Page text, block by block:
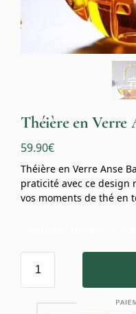
Théière en Verre
59.90€
Théière en Verre Anse
praticité avec ce design
vos moments de thé en